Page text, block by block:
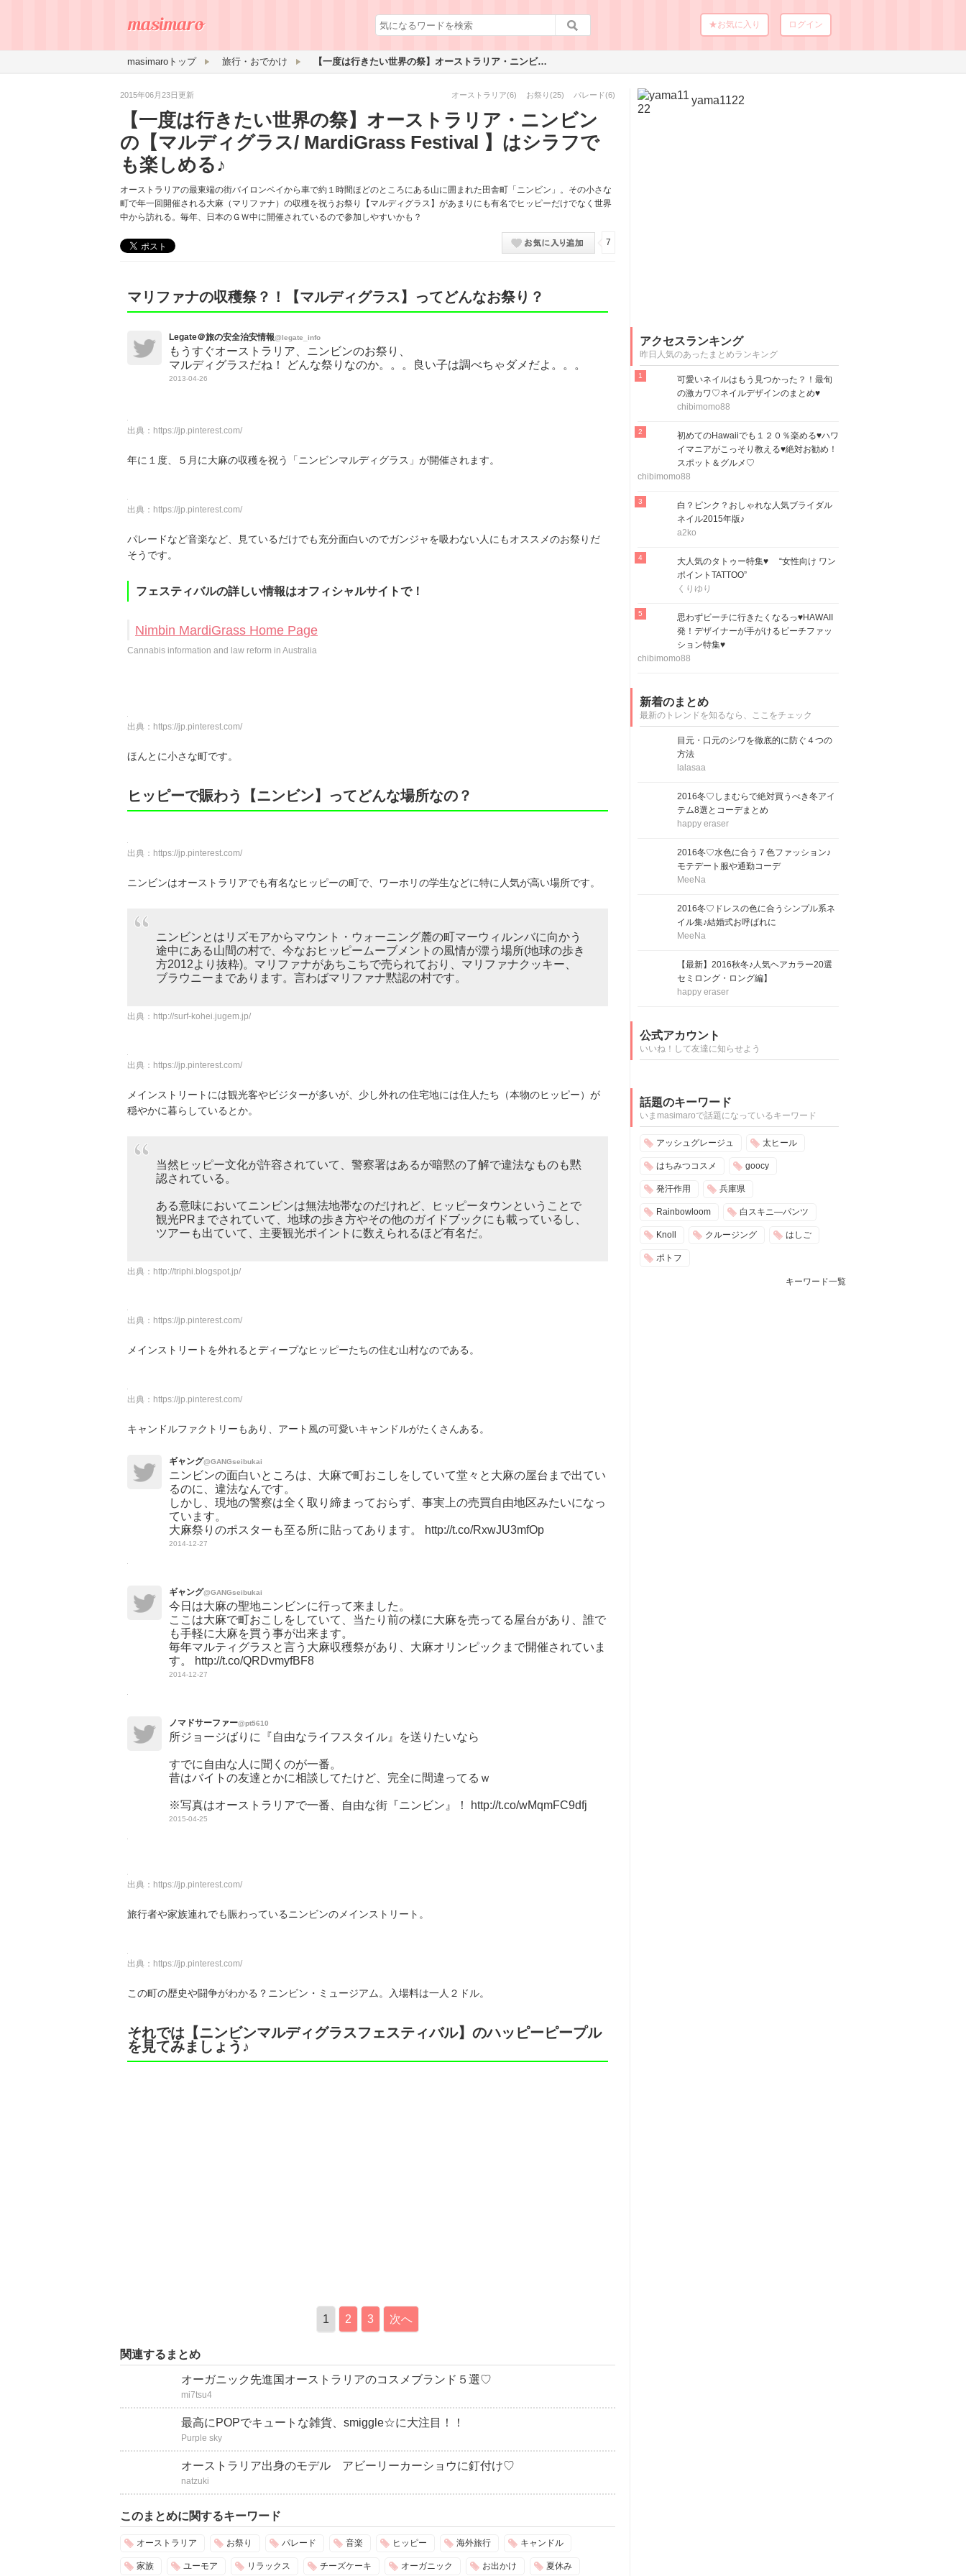
★お気に入り ログイン
masimaroトップ 旅行・おでかけ 【一度は行きたい世界の祭】オーストラリア・ニンビンの【マルディグラス/ MardiGrass Festival 】はシラフでも楽しめる♪
2015年06月23日更新 オーストラリア(6) お祭り (25) パレード(6)
【一度は行きたい世界の祭】オーストラリア・ニンビン
の【マルディグラス/ MardiGrass Festival 】はシラフで
も楽しめる♪
オーストラリアの最東端の街バイロンベイから車で約１時間ほどのところにある山に囲まれた田舎町「ニンビン」。その小さな
町で年一回開催される大麻（マリファナ）の収穫を祝うお祭り【マルディグラス】があまりにも有名でヒッピーだけでなく世界
中から訪れる。毎年、日本のＧＷ中に開催されているので参加しやすいかも？
7
マリファナの収穫祭？！【マルディグラス】ってどんなお祭り？
Legate＠旅の安全治安情報@legate_info
もうすぐオーストラリア、ニンビンのお祭り、
マルディグラスだね！ どんな祭りなのか。。。良い子は調べちゃダメだよ。。。
2013-04-26
出典： https://jp.pinterest.com/
年に１度、５月に大麻の収穫を祝う「ニンビンマルディグラス」が開催されます。
出典： https://jp.pinterest.com/
パレードなど音楽など、見ているだけでも充分面白いのでガンジャを吸わない人にもオススメのお祭りだ
そうです。
フェスティバルの詳しい情報はオフィシャルサイトで！
Nimbin MardiGrass Home Page
Cannabis information and law reform in Australia
出典： https://jp.pinterest.com/
ほんとに小さな町です。
ヒッピーで賑わう【ニンビン】ってどんな場所なの？
出典： https://jp.pinterest.com/
ニンビンはオーストラリアでも有名なヒッピーの町で、ワーホリの学生などに特に人気が高い場所です。
ニンビンとはリズモアからマウント・ウォーニング麓の町マーウィルンバに向かう
途中にある山間の村で、今なおヒッピームーブメントの風情が漂う場所(地球の歩き
方2012より抜粋)。マリファナがあちこちで売られており、マリファナクッキー、
ブラウニーまであります。言わばマリファナ黙認の村です。
出典： http://surf-kohei.jugem.jp/
出典： https://jp.pinterest.com/
メインストリートには観光客やビジターが多いが、少し外れの住宅地には住人たち（本物のヒッピー）が
穏やかに暮らしているとか。
当然ヒッピー文化が許容されていて、警察署はあるが暗黙の了解で違法なものも黙
認されている。
ある意味においてニンビンは無法地帯なのだけれど、ヒッピータウンということで
観光PRまでされていて、地球の歩き方やその他のガイドブックにも載っているし、
ツアーも出ていて、主要観光ポイントに数えられるほど有名だ。
出典： http://triphi.blogspot.jp/
出典： https://jp.pinterest.com/
メインストリートを外れるとディープなヒッピーたちの住む山村なのである。
出典： https://jp.pinterest.com/
キャンドルファクトリーもあり、アート風の可愛いキャンドルがたくさんある。
ギャング@GANGseibukai
ニンビンの面白いところは、大麻で町おこしをしていて堂々と大麻の屋台まで出てい
るのに、違法なんです。
しかし、現地の警察は全く取り締まっておらず、事実上の売買自由地区みたいになっ
ています。
大麻祭りのポスターも至る所に貼ってあります。 http://t.co/RxwJU3mfOp
2014-12-27
ギャング@GANGseibukai
今日は大麻の聖地ニンビンに行って来ました。
ここは大麻で町おこしをしていて、当たり前の様に大麻を売ってる屋台があり、誰で
も手軽に大麻を買う事が出来ます。
毎年マルティグラスと言う大麻収穫祭があり、大麻オリンピックまで開催されていま
す。 http://t.co/QRDvmyfBF8
2014-12-27
ノマドサーファー@pt5610
所ジョージばりに『自由なライフスタイル』を送りたいなら
すでに自由な人に聞くのが一番。
昔はバイトの友達とかに相談してたけど、完全に間違ってるｗ
※写真はオーストラリアで一番、自由な街『ニンビン』！ http://t.co/wMqmFC9dfj
2015-04-25
出典： https://jp.pinterest.com/
旅行者や家族連れでも賑わっているニンビンのメインストリート。
出典： https://jp.pinterest.com/
この町の歴史や闘争がわかる？ニンビン・ミュージアム。入場料は一人２ドル。
それでは【ニンビンマルディグラスフェスティバル】のハッピーピープル
を見てみましょう♪
1 2 3 次へ
関連するまとめ
オーガニック先進国オーストラリアのコスメブランド５選♡
mi7tsu4
最高にPOPでキュートな雑貨、smiggle☆に大注目！！
Purple sky
オーストラリア出身のモデル アビーリーカーショウに釘付け♡
natzuki
このまとめに関するキーワード
オーストラリア お祭り パレード 音楽 ヒッピー 海外旅行 キャンドル
家族 ユーモア リラックス チーズケーキ オーガニック お出かけ 夏休み
yama1122
アクセスランキング
昨日人気のあったまとめランキング
可愛いネイルはもう見つかった？！最旬
の激カワ♡ネイルデザインのまとめ♥
chibimomo88
初めてのHawaiiでも１２０％楽める♥ハワ
イマニアがこっそり教える♥絶対お勧め！
スポット＆グルメ♡
chibimomo88
白？ピンク？おしゃれな人気ブライダル
ネイル2015年版♪
a2ko
大人気のタトゥー特集♥ “女性向け ワン
ポイントTATTOO”
くりゆり
思わずビーチに行きたくなるっ♥HAWAII
発！デザイナーが手がけるビーチファッ
ション特集♥
chibimomo88
新着のまとめ
最新のトレンドを知るなら、ここをチェック
目元・口元のシワを徹底的に防ぐ４つの
方法
lalasaa
2016冬♡しまむらで絶対買うべき冬アイ
テム8選とコーデまとめ
happy eraser
2016冬♡水色に合う７色ファッション♪
モテデート服や通勤コーデ
MeeNa
2016冬♡ドレスの色に合うシンプル系ネ
イル集♪結婚式お呼ばれに
MeeNa
【最新】2016秋冬♪人気ヘアカラー20選
セミロング・ロング編】
happy eraser
公式アカウント
いいね！して友達に知らせよう
話題のキーワード
いまmasimaroで話題になっているキーワード
アッシュグレージュ 太ヒール
はちみつコスメ goocy
発汗作用 兵庫県
Rainbowloom 白スキニ―パンツ
Knoll クルージング はしご
ポトフ
キーワード一覧